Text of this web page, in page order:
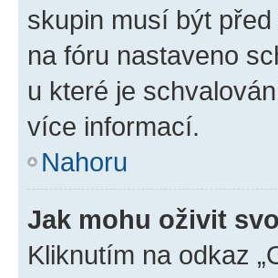
skupin musí být
na fóru nastaveno
u které je
více informací.
Nahoru
Jak mohu oživit
Kliknutím na odkaz